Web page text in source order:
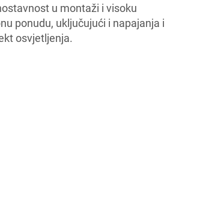
u montaži i visoku
ponudu, uključujući i napajanja i
osvjetljenja.